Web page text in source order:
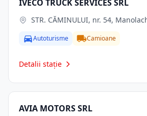
IVECO TRUCK SERVICES SRL
STR. CĂMINULUI, nr. 54,
Autoturisme Camioane
Detalii stație
AVIA MOTORS SRL